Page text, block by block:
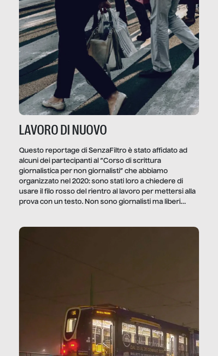
LAVORO DI NUOVO
Questo reportage di SenzaFiltro è stato affidato ad
alcuni dei partecipanti al “Corso di scrittura
giornalistica per non giornalisti” che abbiamo
organizzato nel 2020: sono stati loro a chiedere di
usare il filo rosso del rientro al lavoro per mettersi alla
prova con un testo. Non sono giornalisti ma liberi